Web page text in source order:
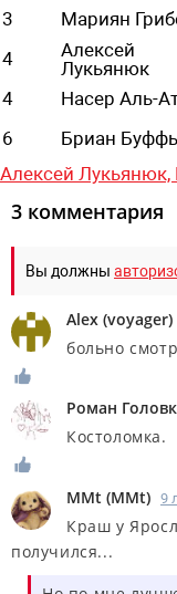
3
Мариян
4
Алексей
Лукьянюк
4
Насер Аль-
6
Бриан
Алексей Лукьянюк,
3 комментария
Вы должны
Alex (voyager)
больно
Роман
Костоломка.
MMt (MMt) 9
Краш у
получился...